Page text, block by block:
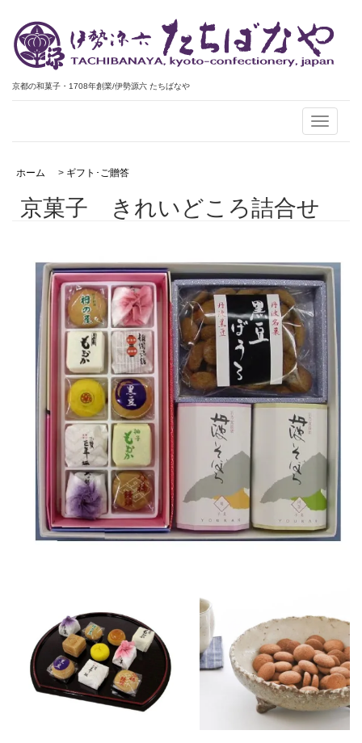
京都の和菓子・1708年創業/伊勢源六 たちばなや
Toggle
ホーム > ギフト･ご贈答
京菓子 きれいどころ詰合せ